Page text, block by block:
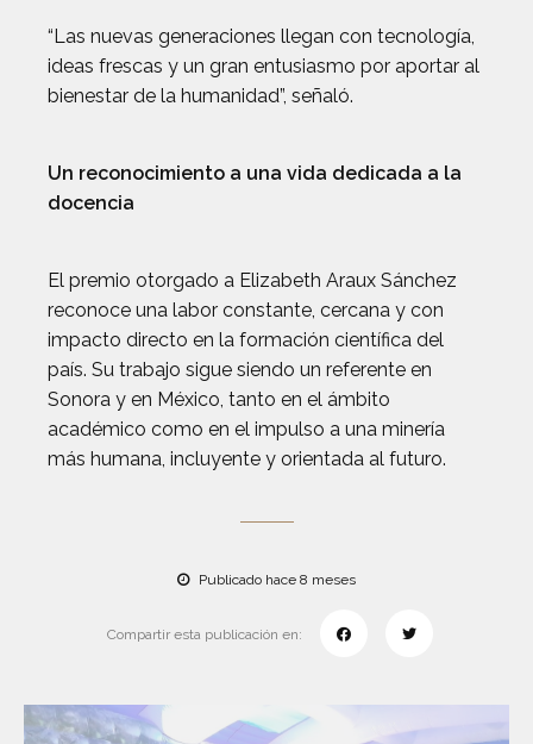
“Las nuevas generaciones llegan con tecnología,
ideas frescas y un gran entusiasmo por aportar al
bienestar de la humanidad”, señaló.
Un reconocimiento a una vida dedicada a la
docencia
El premio otorgado a Elizabeth Araux Sánchez
reconoce una labor constante, cercana y con
impacto directo en la formación científica del
país. Su trabajo sigue siendo un referente en
Sonora y en México, tanto en el ámbito
académico como en el impulso a una minería
más humana, incluyente y orientada al futuro.
Publicado hace 8 meses
Compartir esta publicación en: